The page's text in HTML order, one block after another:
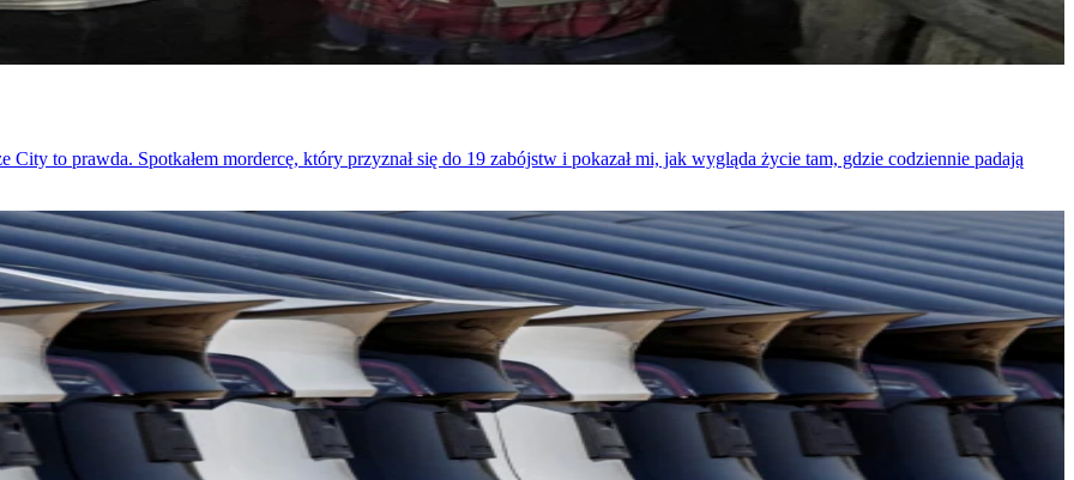
to prawda. Spotkałem mordercę, który przyznał się do 19 zabójstw i pokazał mi, jak wygląda życie tam, gdzie codziennie padają